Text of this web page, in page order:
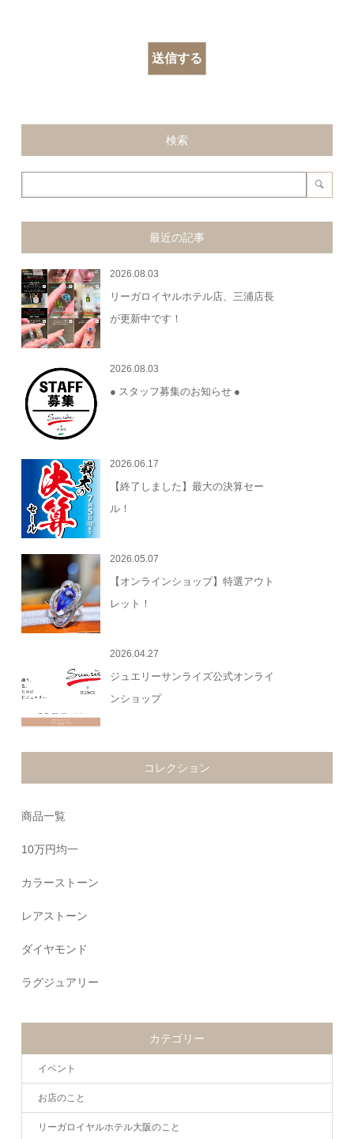
検索
最近の記事
2026.08.03
リーガロイヤルホテル店、三浦店長
が更新中です！
2026.08.03
● スタッフ募集のお知らせ ●
2026.06.17
【終了しました】最大の決算セー
ル！
2026.05.07
【オンラインショップ】特選アウト
レット！
2026.04.27
ジュエリーサンライズ公式オンライ
ンショップ
コレクション
商品一覧
10万円均一
カラーストーン
レアストーン
ダイヤモンド
ラグジュアリー
カテゴリー
イベント
お店のこと
リーガロイヤルホテル大阪のこと